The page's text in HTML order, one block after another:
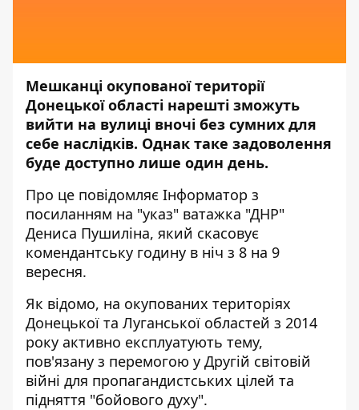
Мешканці окупованої території
Донецької області нарешті зможуть
вийти на вулиці вночі без сумних для
себе наслідків. Однак таке задоволення
буде доступно лише один день.
Про це повідомляє Інформатор з
посиланням на "указ" ватажка "ДНР"
Дениса Пушиліна, який скасовує
комендантську годину в ніч з 8 на 9
вересня.
Як відомо, на окупованих територіях
Донецької та Луганської областей з 2014
року активно експлуатують тему,
пов'язану з перемогою у Другій світовій
війні для пропагандистських цілей та
підняття "бойового духу".